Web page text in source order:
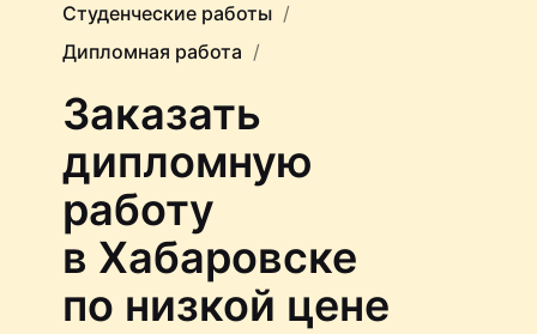
Студенческие работы
Дипломная работа
Заказать
дипломную
работу
в Хабаровске
по низкой цене